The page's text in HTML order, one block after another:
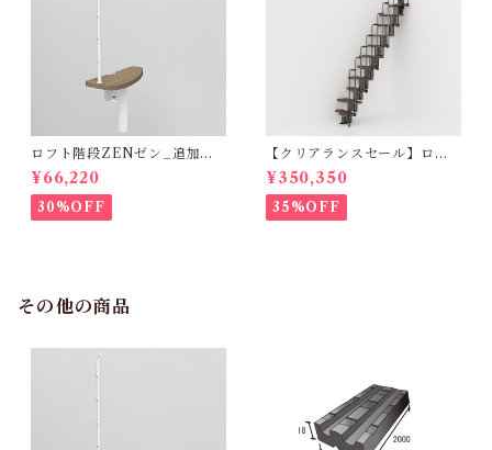
ロフト階段ZENゼン_追加ス
テップ_ハバナダーク（オプシ
ョン）
¥66,220
30%OFF
【クリアランスセール】ロフ
ト階段 KARINAカリーナ（標
準キット）
¥350,350
35%OFF
その他の商品